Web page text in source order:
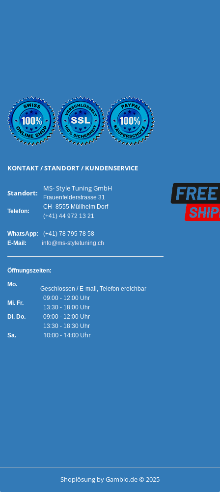
KONTAKT / STANDORT / KUNDENSERVICE
Standort:
Telefon:
MS- Style Tuning GmbH
Frauenfelderstrasse 31
CH- 8555 Müllheim Dorf
(+41) 44 972 13 21
WhatsApp:
(+41) 78 795 78 58
E-Mail:
info@ms-styletuning.ch
Öffnungszeiten:
Mo.
Mi. Fr.
Geschlossen / E-mail, Telefon ereichbar
09:00 - 12:00 Uhr
13:30 - 18:00 Uhr
Di. Do.
Sa.
09:00 - 12:00 Uhr
13:30 - 18:30 Uhr
10:00 - 14:00 Uhr
Shoplösung by Gambio.de © 2025